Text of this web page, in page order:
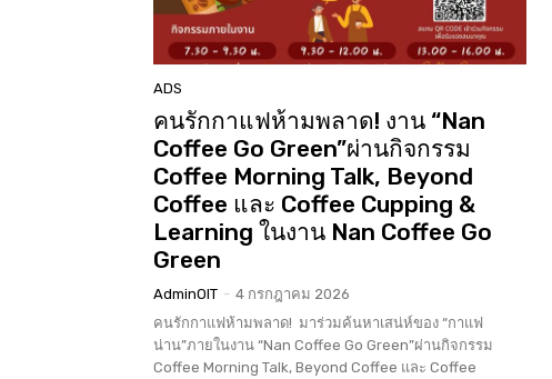
ADS
คนรักกาแฟห้ามพลาด! งาน “Nan
Coffee Go Green”ผ่านกิจกรรม
Coffee Morning Talk, Beyond
Coffee และ Coffee Cupping &
Learning ในงาน Nan Coffee Go
Green
AdminOIT - 4 กรกฎาคม 2026
คนรักกาแฟห้ามพลาด! มาร่วมค้นหาเสน่ห์ของ “กาแฟ
น่าน”ภายในงาน “Nan Coffee Go Green”ผ่านกิจกรรม
Coffee Morning Talk, Beyond Coffee และ Coffee